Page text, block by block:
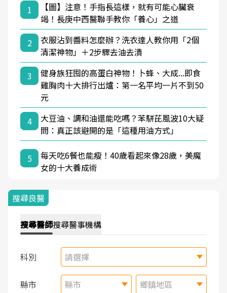
1
【圖】注意！手指長這樣，就有可能心臟衰
竭！長庚中西醫聯手教你「養心」之道
2
衣服沾到醬料怎麼辦？洗衣達人教你用「2個
清潔神物」＋2步驟去油去漬
3
健身族狂囤的高蛋白神物！卜蜂、大成...即食
雞胸肉十大排行出爐：第一名平均一片不到50
元
4
大豆油、調和油還能吃嗎？苯駢芘風波10大疑
問：真正該避開的是「這種用油方式」
5
每天吃6餐也能瘦！40歲看起來像28歲，美魔
女的十大養成術
搜尋良醫
搜尋醫師搜尋醫事機構
科別 請選擇
縣市 縣市 鄉鎮地區